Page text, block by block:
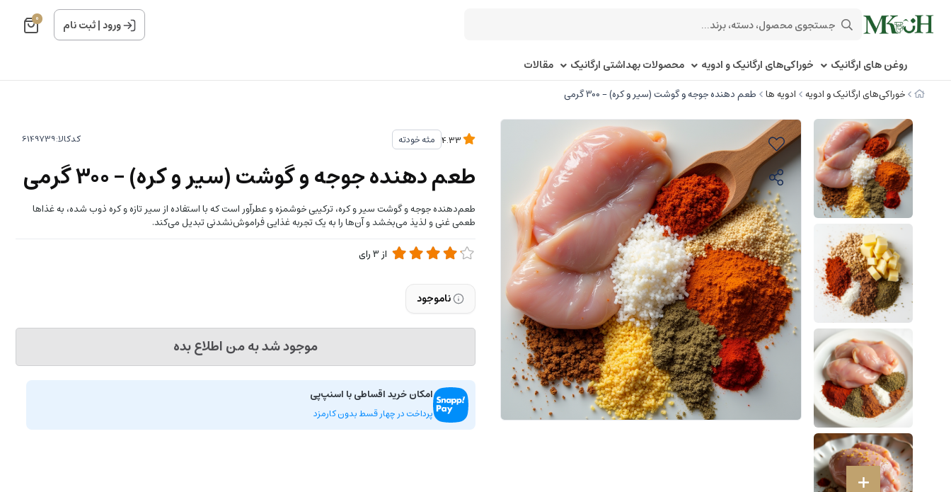
ورود|ثبت نام 0
روغن های ارگانیک خوراکی‌های ارگانیک و ادویه محصولات بهداشتی ارگانیک مقالات
خوراکی‌های ارگانیک و ادویه ادویه ها طعم دهنده جوجه و گوشت (سیر و کره) - 300 گرمی
مثه خودته کدکالا:
طعم دهنده جوجه و گوشت (سیر و کره) - 300 گرمی
طعم‌دهنده جوجه و گوشت سیر و کره، ترکیبی خوشمزه و عطرآور است که با استفاده از سیر تازه و کره ذوب شده، به غذاها
طعمی غنی و لذیذ می‌بخشد و آن‌ها را به یک تجربه غذایی فراموش‌نشدنی تبدیل می‌کند.
از3رای
ناموجود
موجود شد به من اطلاع بده
امکان خرید اقساطی با اسنپ‌پی
پرداخت در چهار قسط بدون کارمزد